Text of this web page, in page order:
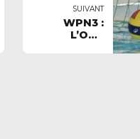
SUIVANT
WPN3 :
L’OGS